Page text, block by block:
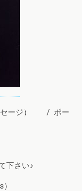
セージ） / ポー
下さい♪